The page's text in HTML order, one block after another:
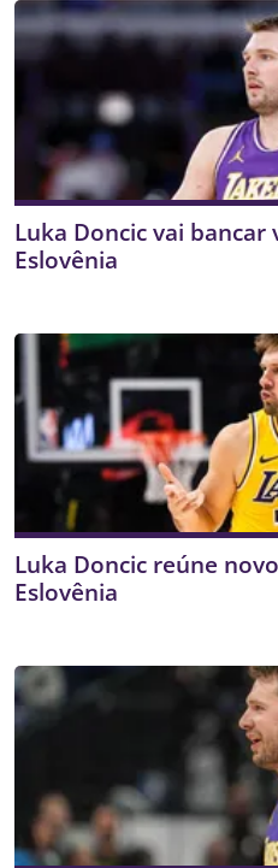
Luka Doncic vai
Eslovênia
Luka Doncic reúne
Eslovênia